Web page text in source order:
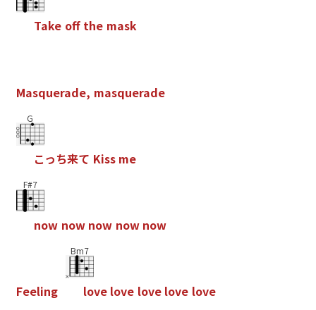
Take of the mask
Masquerade, masquerade
G
こっち来て Kiss me
F#7
now now now now now
Feeling
Bm7
love love love love love